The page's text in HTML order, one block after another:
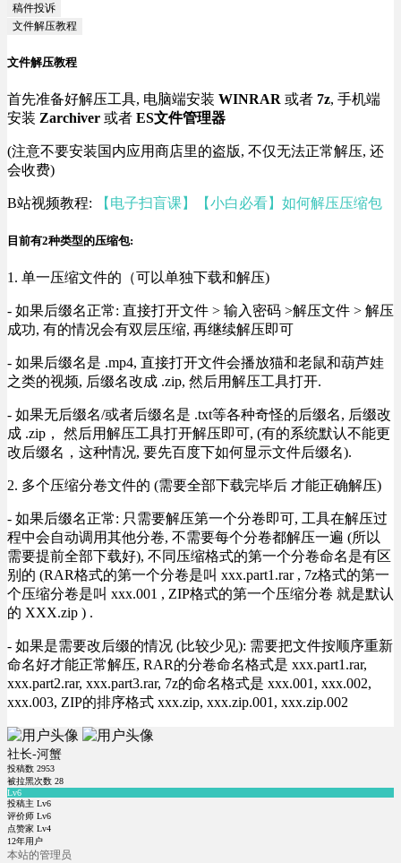
稿件投诉
文件解压教程
文件解压教程
首先准备好解压工具, 电脑端安装 WINRAR 或者 7z, 手机端
安装 Zarchiver 或者 ES文件管理器
(注意不要安装国内应用商店里的盗版, 不仅无法正常解压, 还
会收费)
B站视频教程: 【电子扫盲课】【小白必看】如何解压压缩包
目前有2种类型的压缩包:
1. 单一压缩文件的（可以单独下载和解压)
- 如果后缀名正常: 直接打开文件 > 输入密码 >解压文件 > 解压
成功, 有的情况会有双层压缩, 再继续解压即可
- 如果后缀名是 .mp4, 直接打开文件会播放猫和老鼠和葫芦娃
之类的视频, 后缀名改成 .zip, 然后用解压工具打开.
- 如果无后缀名/或者后缀名是 .txt等各种奇怪的后缀名, 后缀改
成 .zip， 然后用解压工具打开解压即可, (有的系统默认不能更
改后缀名，这种情况, 要先百度下如何显示文件后缀名).
2. 多个压缩分卷文件的 (需要全部下载完毕后 才能正确解压)
- 如果后缀名正常: 只需要解压第一个分卷即可, 工具在解压过
程中会自动调用其他分卷, 不需要每个分卷都解压一遍 (所以
需要提前全部下载好), 不同压缩格式的第一个分卷命名是有区
别的 (RAR格式的第一个分卷是叫 xxx.part1.rar , 7z格式的第一
个压缩分卷是叫 xxx.001 , ZIP格式的第一个压缩分卷 就是默认
的 XXX.zip ) .
- 如果是需要改后缀的情况 (比较少见): 需要把文件按顺序重新
命名好才能正常解压, RAR的分卷命名格式是 xxx.part1.rar,
xxx.part2.rar, xxx.part3.rar, 7z的命名格式是 xxx.001, xxx.002,
xxx.003, ZIP的排序格式 xxx.zip, xxx.zip.001, xxx.zip.002
社长-河蟹
投稿数 2953
被拉黑次数 28
Lv6
投稿主 Lv6
评价师 Lv6
点赞家 Lv4
12年用户
本站的管理员